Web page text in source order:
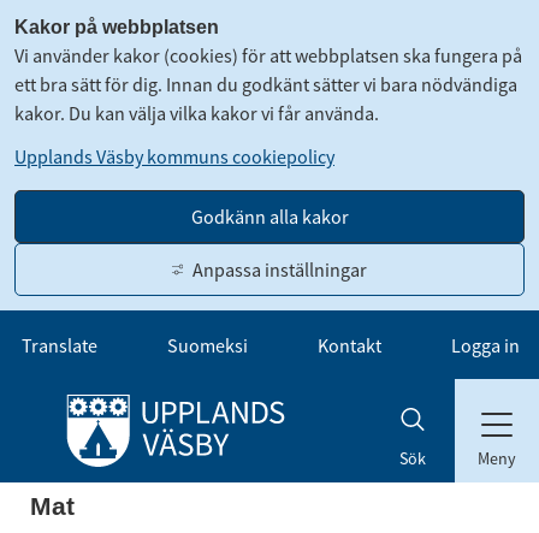
Kakor på webbplatsen
Vi använder kakor (cookies) för att webbplatsen ska fungera på
ett bra sätt för dig. Innan du godkänt sätter vi bara nödvändiga
kakor. Du kan välja vilka kakor vi får använda.
Upplands Väsby kommuns cookiepolicy
Godkänn alla kakor
Anpassa inställningar
Gå till innehåll
Translate Suomeksi Kontakt Logga in
Sök Meny
Mat